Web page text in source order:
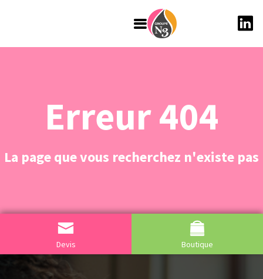
Erreur 404
La page que vous recherchez n'existe pas
Devis Boutique